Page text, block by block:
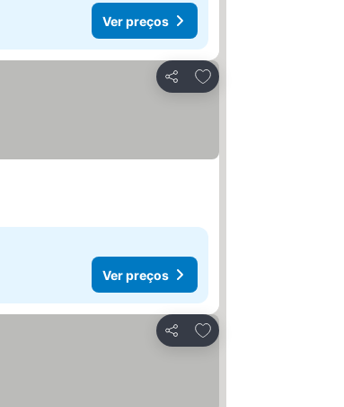
Ver preços
Partilhar
Adicionar aos favoritos
Ver preços
Partilhar
Adicionar aos favoritos